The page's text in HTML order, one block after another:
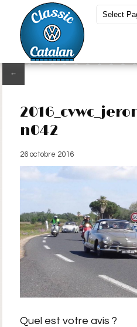
←
n042
26 octobre 2016
Quel est votre avis ?